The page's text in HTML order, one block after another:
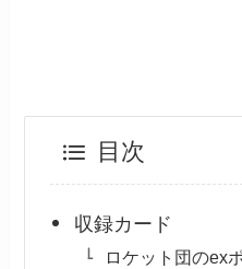
目次
収録カード
ロケット団のex